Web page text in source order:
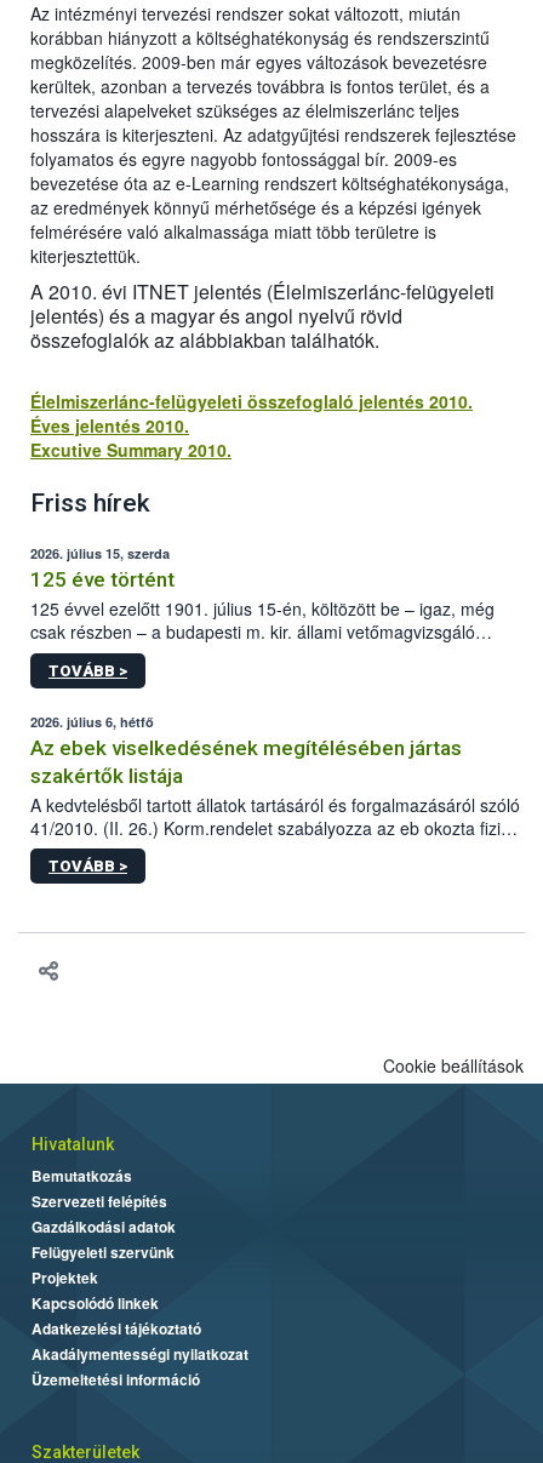
Az intézményi tervezési rendszer sokat változott, miután
korábban hiányzott a költséghatékonyság és rendszerszintű
megközelítés. 2009-ben már egyes változások bevezetésre
kerültek, azonban a tervezés továbbra is fontos terület, és a
tervezési alapelveket szükséges az élelmiszerlánc teljes
hosszára is kiterjeszteni. Az adatgyűjtési rendszerek fejlesztése
folyamatos és egyre nagyobb fontossággal bír. 2009-es
bevezetése óta az e-Learning rendszert költséghatékonysága,
az eredmények könnyű mérhetősége és a képzési igények
felmérésére való alkalmassága miatt több területre is
kiterjesztettük.
A 2010. évi ITNET jelentés (Élelmiszerlánc-felügyeleti
jelentés) és a magyar és angol nyelvű rövid
összefoglalók az alábbiakban találhatók.
Élelmiszerlánc-felügyeleti összefoglaló jelentés 2010.
Éves jelentés 2010.
Excutive Summary 2010.
Friss hírek
2026. július 15, szerda
125 éve történt
125 évvel ezelőtt 1901. július 15-én, költözött be – igaz, még
csak részben – a budapesti m. kir. állami vetőmagvizsgáló
állomás a Kis Rókus utca 15. szám alatti, Czigler Győző által
tervezett új épületébe.
TOVÁBB >
2026. július 6, hétfő
Az ebek viselkedésének megítélésében jártas
szakértők listája
A kedvtelésből tartott állatok tartásáról és forgalmazásáról szóló
41/2010. (II. 26.) Korm.rendelet szabályozza az eb okozta fizikai
sérülés, illetve ennek veszélye keletkezésekor felmerülő
hatósági feladatokat, valamint a veszélyes eb tartását és annak
TOVÁBB >
Cookie beállítások
Hivatalunk
Bemutatkozás
Szervezeti felépítés
Gazdálkodási adatok
Felügyeleti szervünk
Projektek
Kapcsolódó linkek
Adatkezelési tájékoztató
Akadálymentességi nyilatkozat
Üzemeltetési információ
Szakterületek